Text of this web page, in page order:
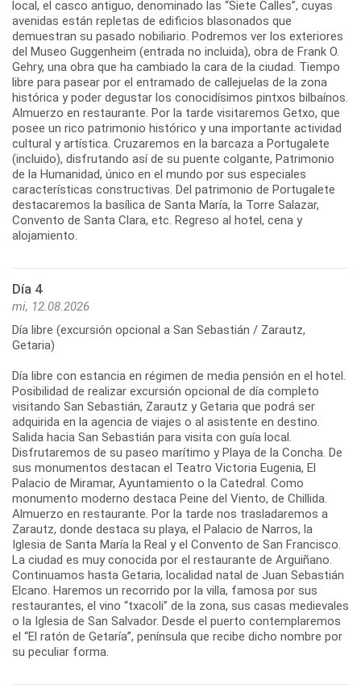
local, el casco antiguo, denominado las “Siete Calles”, cuyas
avenidas están repletas de edificios blasonados que
demuestran su pasado nobiliario. Podremos ver los exteriores
del Museo Guggenheim (entrada no incluida), obra de Frank O.
Gehry, una obra que ha cambiado la cara de la ciudad. Tiempo
libre para pasear por el entramado de callejuelas de la zona
histórica y poder degustar los conocidísimos pintxos bilbaínos.
Almuerzo en restaurante. Por la tarde visitaremos Getxo, que
posee un rico patrimonio histórico y una importante actividad
cultural y artística. Cruzaremos en la barcaza a Portugalete
(incluido), disfrutando así de su puente colgante, Patrimonio
de la Humanidad, único en el mundo por sus especiales
características constructivas. Del patrimonio de Portugalete
destacaremos la basílica de Santa María, la Torre Salazar,
Convento de Santa Clara, etc. Regreso al hotel, cena y
alojamiento.
Día 4
mi, 12.08.2026
Día libre (excursión opcional a San Sebastián / Zarautz,
Getaria)
Día libre con estancia en régimen de media pensión en el hotel.
Posibilidad de realizar excursión opcional de día completo
visitando San Sebastián, Zarautz y Getaria que podrá ser
adquirida en la agencia de viajes o al asistente en destino.
Salida hacia San Sebastián para visita con guía local.
Disfrutaremos de su paseo marítimo y Playa de la Concha. De
sus monumentos destacan el Teatro Victoria Eugenia, El
Palacio de Miramar, Ayuntamiento o la Catedral. Como
monumento moderno destaca Peine del Viento, de Chillida.
Almuerzo en restaurante. Por la tarde nos trasladaremos a
Zarautz, donde destaca su playa, el Palacio de Narros, la
Iglesia de Santa María la Real y el Convento de San Francisco.
La ciudad es muy conocida por el restaurante de Arguiñano.
Continuamos hasta Getaria, localidad natal de Juan Sebastián
Elcano. Haremos un recorrido por la villa, famosa por sus
restaurantes, el vino “txacoli” de la zona, sus casas medievales
o la Iglesia de San Salvador. Desde el puerto contemplaremos
el “El ratón de Getaría”, península que recibe dicho nombre por
su peculiar forma.